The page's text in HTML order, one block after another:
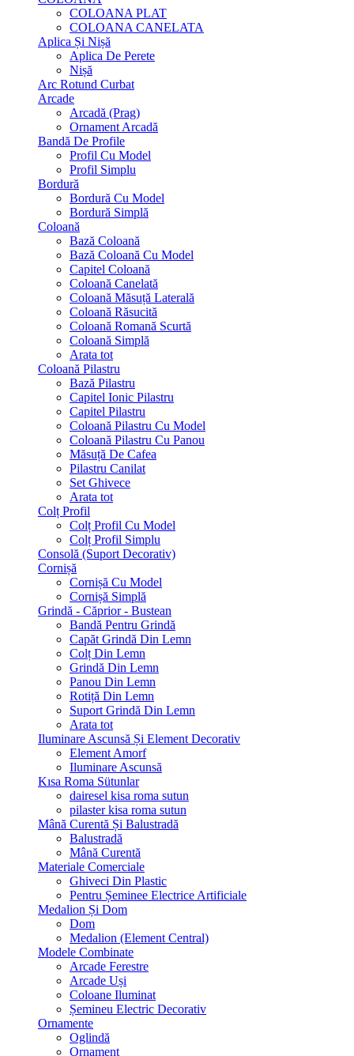
COLOANA PLAT
COLOANA CANELATA
Aplica Și Nișă
Aplica De Perete
Nișă
Arc Rotund Curbat
Arcade
Arcadă (Prag)
Ornament Arcadă
Bandă De Profile
Profil Cu Model
Profil Simplu
Bordură
Bordură Cu Model
Bordură Simplă
Coloană
Bază Coloană
Bază Coloană Cu Model
Capitel Coloană
Coloană Canelată
Coloană Măsuță Laterală
Coloană Răsucită
Coloană Romană Scurtă
Coloană Simplă
Arata tot
Coloană Pilastru
Bază Pilastru
Capitel Ionic Pilastru
Capitel Pilastru
Coloană Pilastru Cu Model
Coloană Pilastru Cu Panou
Măsuță De Cafea
Pilastru Canilat
Set Ghivece
Arata tot
Colț Profil
Colț Profil Cu Model
Colț Profil Simplu
Consolă (Suport Decorativ)
Cornișă
Cornișă Cu Model
Cornișă Simplă
Grindă - Căprior - Bustean
Bandă Pentru Grindă
Capăt Grindă Din Lemn
Colț Din Lemn
Grindă Din Lemn
Panou Din Lemn
Rotiță Din Lemn
Suport Grindă Din Lemn
Arata tot
Iluminare Ascunsă Și Element Decorativ
Element Amorf
Iluminare Ascunsă
Kısa Roma Sütunlar
dairesel kisa roma sutun
pilaster kisa roma sutun
Mână Curentă Și Balustradă
Balustradă
Mână Curentă
Materiale Comerciale
Ghiveci Din Plastic
Pentru Șeminee Electrice Artificiale
Medalion Și Dom
Dom
Medalion (Element Central)
Modele Combinate
Arcade Ferestre
Arcade Uși
Coloane Iluminat
Șemineu Electric Decorativ
Ornamente
Oglindă
Ornament